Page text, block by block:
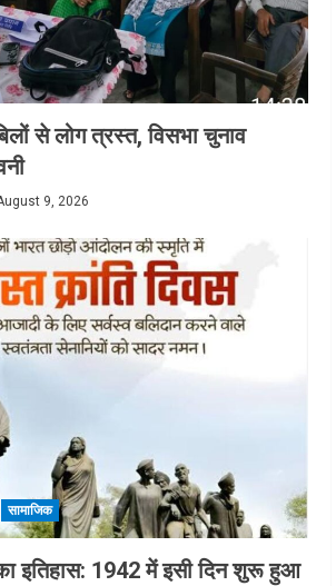
से लोग त्रस्त, विसभा चुनाव
9, 2026
सामाजिक
इतिहास: 1942 में इसी दिन शुरू हुआ